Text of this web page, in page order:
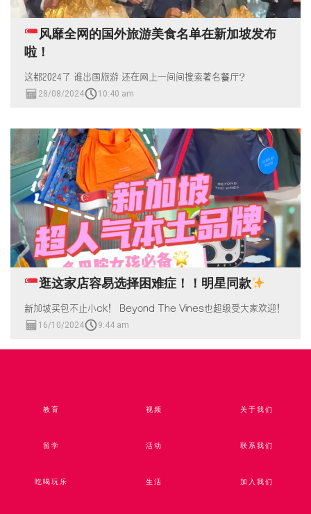
风靡全网的国外旅游美食名单在新加坡发布
啦！
28/08/2024 10:40 am
逛这家店容易选择困难症！！明星同款
新加坡买包不止小ck！ Beyond The Vines也超级受大家欢迎！
16/10/2024 9:44 am
教育
留学
吃喝玩乐
视频​
活动
生活
关于我们
联系我们
加入我们